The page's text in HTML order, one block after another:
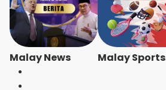
Malay News
Malay Sports